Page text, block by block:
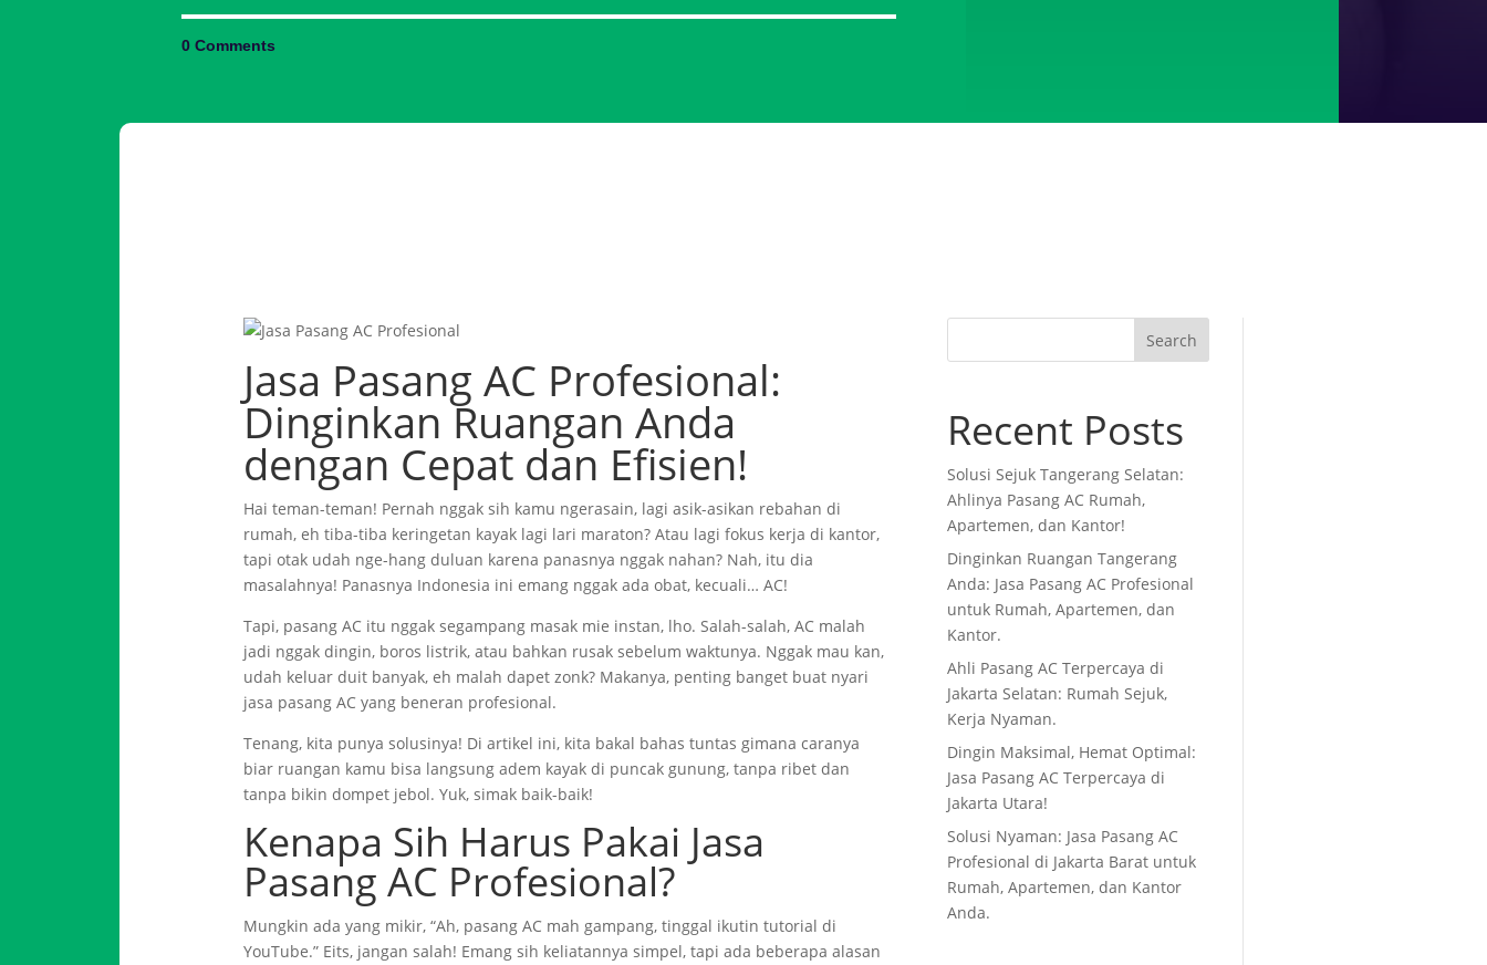
0 Comments
Jasa Pasang AC Profesional:
Dinginkan Ruangan Anda
dengan Cepat dan Efisien!
Hai teman-teman! Pernah nggak sih kamu ngerasain, lagi asik-asikan rebahan di
rumah, eh tiba-tiba keringetan kayak lagi lari maraton? Atau lagi fokus kerja di kantor,
tapi otak udah nge-hang duluan karena panasnya nggak nahan? Nah, itu dia
masalahnya! Panasnya Indonesia ini emang nggak ada obat, kecuali… AC!
Tapi, pasang AC itu nggak segampang masak mie instan, lho. Salah-salah, AC malah
jadi nggak dingin, boros listrik, atau bahkan rusak sebelum waktunya. Nggak mau kan,
udah keluar duit banyak, eh malah dapet zonk? Makanya, penting banget buat nyari
jasa pasang AC yang beneran profesional.
Tenang, kita punya solusinya! Di artikel ini, kita bakal bahas tuntas gimana caranya
biar ruangan kamu bisa langsung adem kayak di puncak gunung, tanpa ribet dan
tanpa bikin dompet jebol. Yuk, simak baik-baik!
Kenapa Sih Harus Pakai Jasa
Pasang AC Profesional?
Mungkin ada yang mikir, “Ah, pasang AC mah gampang, tinggal ikutin tutorial di
YouTube.” Eits, jangan salah! Emang sih keliatannya simpel, tapi ada beberapa alasan
Search
Recent Posts
Solusi Sejuk Tangerang Selatan:
Ahlinya Pasang AC Rumah,
Apartemen, dan Kantor!
Dinginkan Ruangan Tangerang
Anda: Jasa Pasang AC Profesional
untuk Rumah, Apartemen, dan
Kantor.
Ahli Pasang AC Terpercaya di
Jakarta Selatan: Rumah Sejuk,
Kerja Nyaman.
Dingin Maksimal, Hemat Optimal:
Jasa Pasang AC Terpercaya di
Jakarta Utara!
Solusi Nyaman: Jasa Pasang AC
Profesional di Jakarta Barat untuk
Rumah, Apartemen, dan Kantor
Anda.